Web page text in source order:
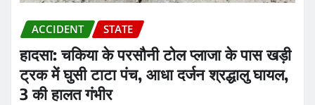
ACCIDENT STATE
हादसा: चकिया के परसौनी टोल प्लाजा के पास खड़ी
ट्रक में घुसी टाटा पंच, आधा दर्जन श्रद्धालु घायल,
3 की हालत गंभीर